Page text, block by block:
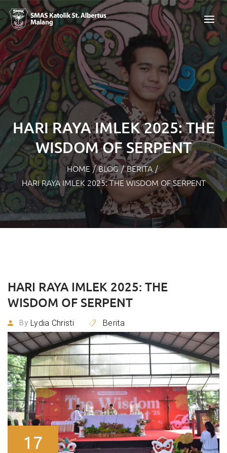
HARI RAYA IMLEK 2025: THE
WISDOM OF SERPENT
HOME / BLOG / BERITA /
HARI RAYA IMLEK 2025: THE WISDOM OF SERPENT
HARI RAYA IMLEK 2025: THE
WISDOM OF SERPENT
By Lydia Christi Berita
17